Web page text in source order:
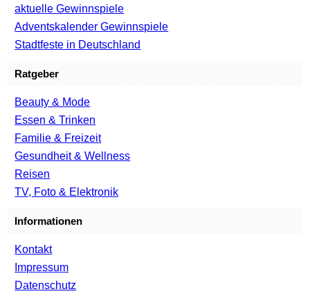
aktuelle Gewinnspiele
Adventskalender Gewinnspiele
Stadtfeste in Deutschland
Ratgeber
Beauty & Mode
Essen & Trinken
Familie & Freizeit
Gesundheit & Wellness
Reisen
TV, Foto & Elektronik
Informationen
Kontakt
Impressum
Datenschutz